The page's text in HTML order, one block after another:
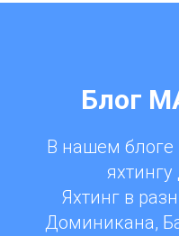
Блог
В нашем блоге
Яхтинг в
Доминикана,